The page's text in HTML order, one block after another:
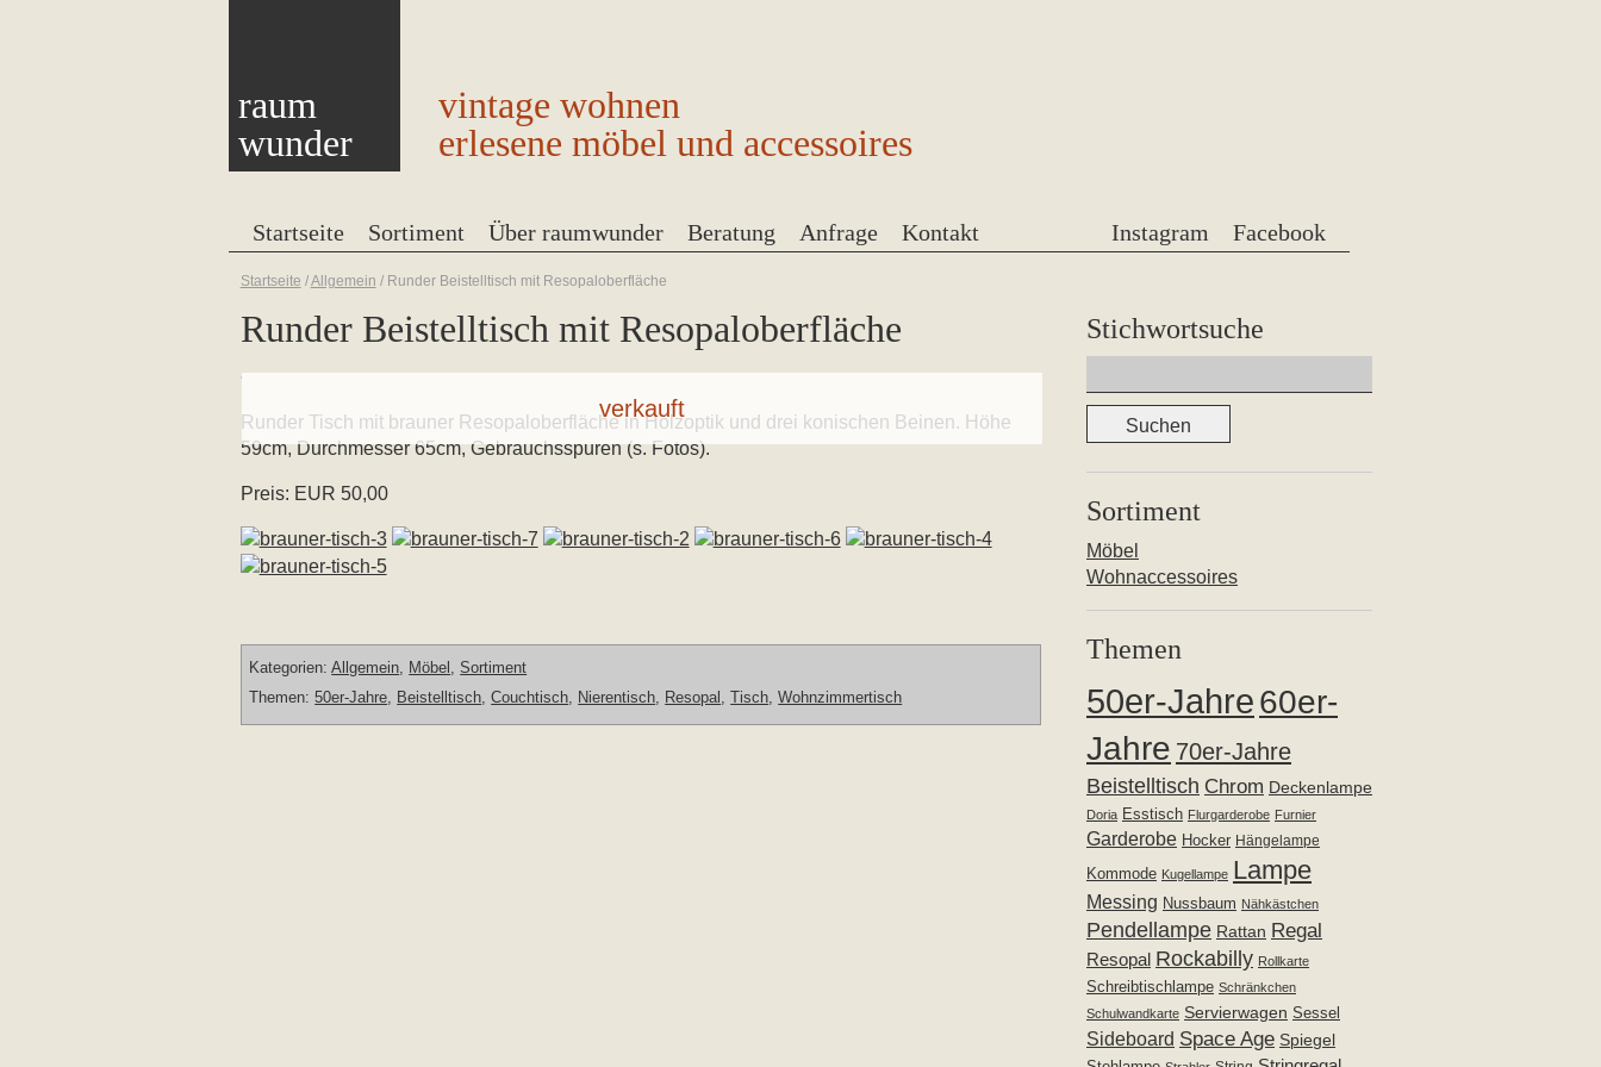
raum
wunder
vintage wohnen
erlesene möbel und accessoires
Startseite Sortiment Über raumwunder Beratung Anfrage Kontakt Facebook
Instagram
Startseite /Allgemein / Runder Beistelltisch mit Resopaloberfläche
Runder Beistelltisch mit Resopaloberfläche
Runder Tisch mit brauner Resopaloberfläche in Holzoptik und drei konischen Beinen. Höhe
59cm, Durchmesser 65cm, Gebrauchsspuren (s. Fotos).
Preis: EUR 50,00
Kategorien:Allgemein, Möbel ,Sortiment
Themen:50er-Jahre Beistelltisch ,Couchtisch Nierentisch Resopal ,Tisch ,Wohnzimmertisch
Stichwortsuche
nach:
Sortiment
Möbel
Wohnaccessoires
Themen
50er-Jahre60er-
Jahre 70er-Jahre
Beistelltisch Chrom Deckenlampe
Doria Esstisch Flurgarderobe Furnier
Garderobe Hocker Hängelampe
Kommode Kugellampe Lampe
Messing Nussbaum Nähkästchen
Pendellampe Rattan Regal
Resopal Rockabilly Rollkarte
Schreibtischlampe Schränkchen
Schulwandkarte Servierwagen Sessel
Sideboard Space Age Spiegel